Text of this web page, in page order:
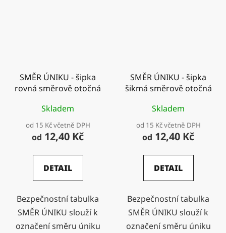
SMĚR ÚNIKU - šipka
rovná směrově otočná
Skladem
od 15 Kč včetně DPH
od 12,40 Kč
DETAIL
Bezpečnostní tabulka
SMĚR ÚNIKU slouží k
označení směru úniku
SMĚR ÚNIKU - šipka
šikmá směrově otočná
Skladem
od 15 Kč včetně DPH
od 12,40 Kč
DETAIL
Bezpečnostní tabulka
SMĚR ÚNIKU slouží k
označení směru úniku